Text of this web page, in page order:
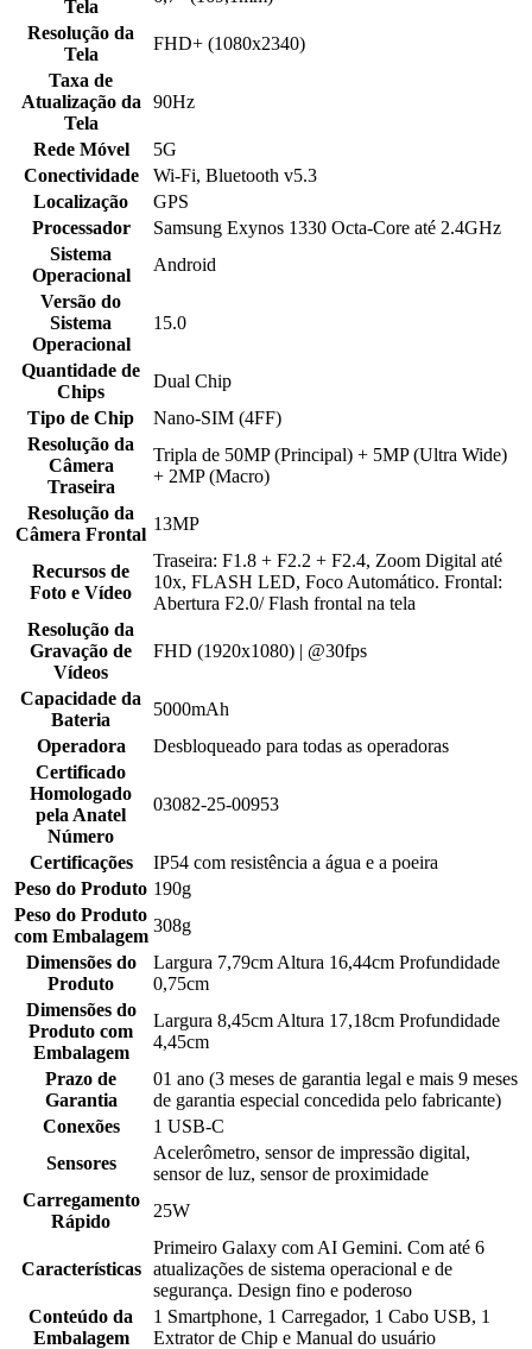
Tela
Resolução da
Tela
FHD+ (1080x2340)
Taxa de
Atualização da
Tela
90Hz
Rede Móvel
5G
Conectividade
Wi-Fi, Bluetooth v5.3
Localização
GPS
Processador
Samsung Exynos 1330 Octa-Core até 2.4GHz
Sistema
Operacional
Android
Versão do
Sistema
Operacional
15.0
Quantidade de
Chips
Dual Chip
Tipo de Chip
Nano-SIM (4FF)
Resolução da
Câmera
Traseira
Tripla de 50MP (Principal) + 5MP (Ultra Wide)
+ 2MP (Macro)
Resolução da
Câmera Frontal
13MP
Recursos de
Foto e Vídeo
Traseira: F1.8 + F2.2 + F2.4, Zoom Digital até
10x, FLASH LED, Foco Automático. Frontal:
Abertura F2.0/ Flash frontal na tela
Resolução da
Gravação de
Vídeos
FHD (1920x1080) | @30fps
Capacidade da
Bateria
5000mAh
Operadora
Desbloqueado para todas as operadoras
Certificado
Homologado
pela Anatel
Número
03082-25-00953
Certificações
IP54 com resistência a água e a poeira
Peso do Produto 190g
Peso do Produto
com Embalagem
308g
Dimensões do
Produto
Largura 7,79cm Altura 16,44cm Profundidade
0,75cm
Dimensões do
Produto com
Embalagem
Largura 8,45cm Altura 17,18cm Profundidade
4,45cm
Prazo de
Garantia
01 ano (3 meses de garantia legal e mais 9 meses
de garantia especial concedida pelo fabricante)
Conexões
1 USB-C
Sensores
Acelerômetro, sensor de impressão digital,
sensor de luz, sensor de proximidade
Carregamento
Rápido
25W
Características
Primeiro Galaxy com AI Gemini. Com até 6
atualizações de sistema operacional e de
segurança. Design fino e poderoso
Conteúdo da
Embalagem
1 Smartphone, 1 Carregador, 1 Cabo USB, 1
Extrator de Chip e Manual do usuário